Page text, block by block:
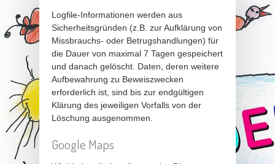
Logfile-Informationen werden aus
Sicherheitsgründen (z.B. zur Aufklärung von
Missbrauchs- oder Betrugshandlungen) für
die Dauer von maximal 7 Tagen gespeichert
und danach gelöscht. Daten, deren weitere
Aufbewahrung zu Beweiszwecken
erforderlich ist, sind bis zur endgültigen
Klärung des jeweiligen Vorfalls von der
Löschung ausgenommen.
Google Maps